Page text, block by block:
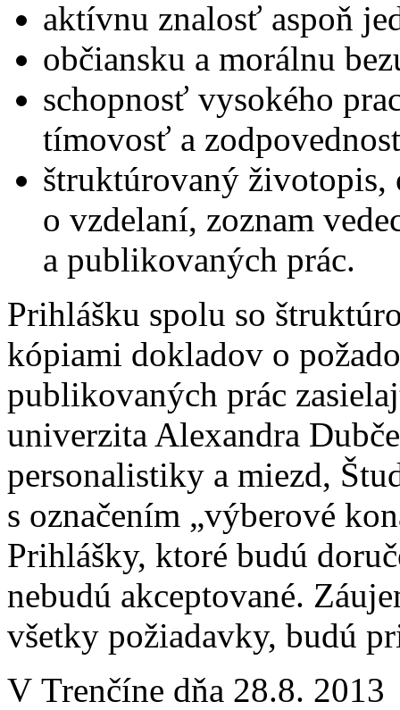
aktívnu znalosť aspoň
občiansku a morálnu
schopnosť vysokého
tímovosť a
štruktúrovaný životopis,
o vzdelaní, zoznam
a publikovaných prác.
Prihlášku spolu so
kópiami dokladov o
publikovaných prác
univerzita Alexandra
personalistiky a miezd,
s označením „výberové
Prihlášky, ktoré budú
nebudú akceptované.
všetky požiadavky, budú
V Trenčíne dňa 28.8. 2013